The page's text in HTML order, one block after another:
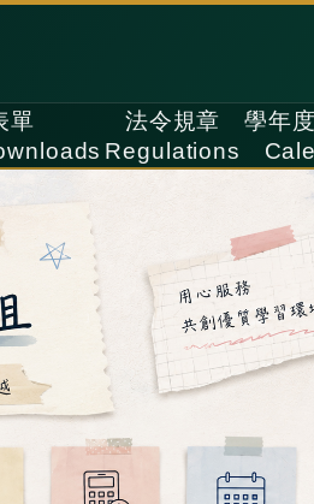
單
法令規章
Regulations
學年